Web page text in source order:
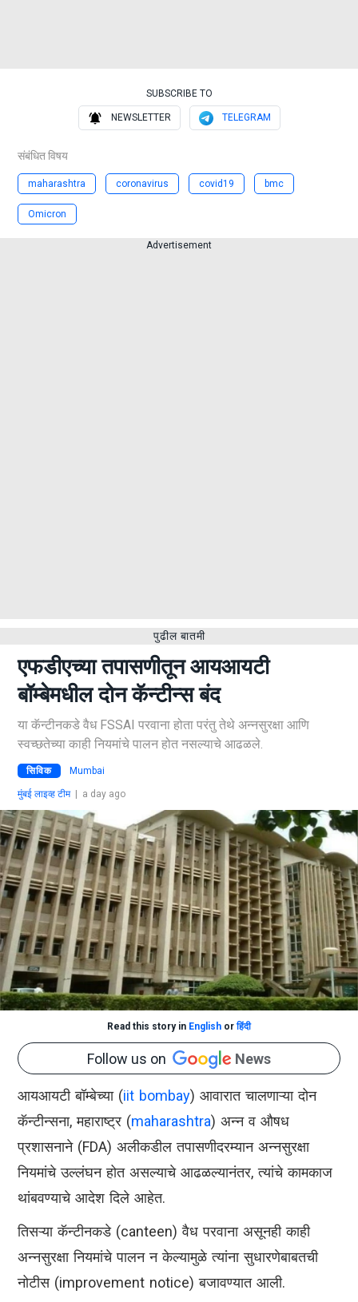
SUBSCRIBE TO
NEWSLETTER TELEGRAM
संबंधित विषय
maharashtra coronavirus covid19 bmc
Omicron
Advertisement
पुढील बातमी
एफडीएच्या तपासणीतून आयआयटी
बॉम्बेमधील दोन कॅन्टीन्स बंद
या कॅन्टीनकडे वैध FSSAI परवाना होता परंतु तेथे अन्नसुरक्षा आणि
स्वच्छतेच्या काही नियमांचे पालन होत नसल्याचे आढळले.
सिविक Mumbai
मुंबई लाइव्ह टीम| a day ago
Read this story in English orहिंदी
Follow us on News
आयआयटी बॉम्बेच्या (iit bombay) आवारात चालणाऱ्या दोन
कॅन्टीन्सना, महाराष्ट्र (maharashtra) अन्न व औषध
प्रशासनाने (FDA) अलीकडील तपासणीदरम्यान अन्नसुरक्षा
नियमांचे उल्लंघन होत असल्याचे आढळल्यानंतर, त्यांचे कामकाज
थांबवण्याचे आदेश दिले आहेत.
तिसऱ्या कॅन्टीनकडे (canteen) वैध परवाना असूनही काही
अन्नसुरक्षा नियमांचे पालन न केल्यामुळे त्यांना सुधारणेबाबतची
नोटीस (improvement notice) बजावण्यात आली.